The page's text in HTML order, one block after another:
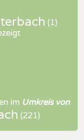
(1)
im Umkreis von
(221)